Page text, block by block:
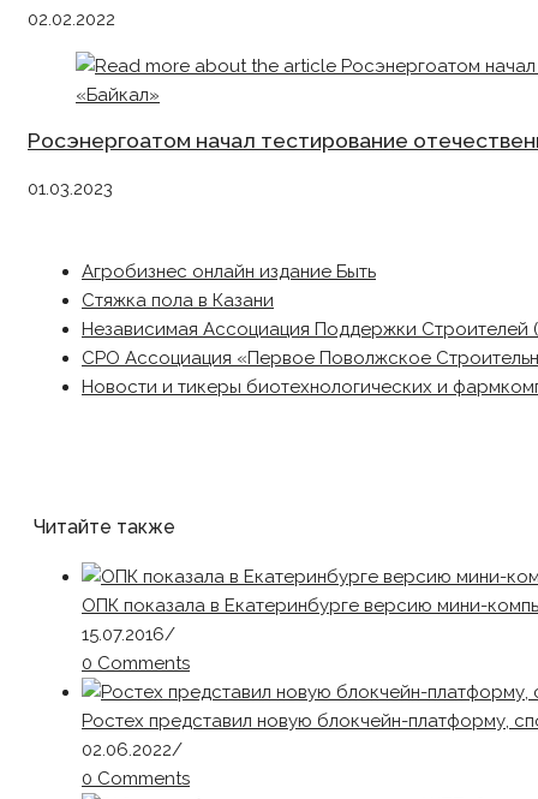
02.02.2022
Росэнергоатом начал тестирование
01.03.2023
Агробизнес онлайн издание Быть
Стяжка пола в Казани
Независимая Ассоциация Поддержки Строителей
СРО Ассоциация «Первое Поволжское
Новости и тикеры биотехнологических и
Читайте также
ОПК показала в Екатеринбурге версию мини-
15.07.2016/
0 Comments
Ростех представил новую блокчейн-платформу,
02.06.2022/
0 Comments